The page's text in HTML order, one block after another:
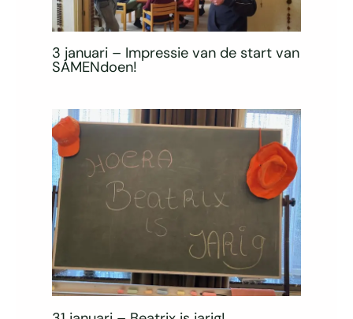
3 januari – Impressie van de start van
SAMENdoen!